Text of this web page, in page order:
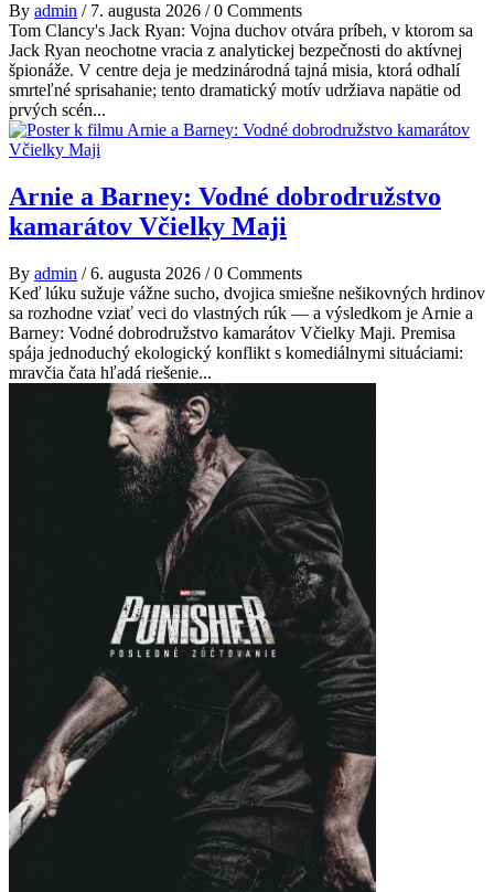
By admin / 7. augusta 2026 /0 Comments
Tom Clancy's Jack Ryan: Vojna duchov otvára príbeh, v ktorom sa
Jack Ryan neochotne vracia z analytickej bezpečnosti do aktívnej
špionáže. V centre deja je medzinárodná tajná misia, ktorá odhalí
smrteľné sprisahanie; tento dramatický motív udržiava napätie od
prvých scén...
Arnie a Barney: Vodné dobrodružstvo
kamarátov Včielky Maji
By admin /6. augusta 2026 /0 Comments
Keď lúku sužuje vážne sucho, dvojica smiešne nešikovných hrdinov
sa rozhodne vziať veci do vlastných rúk — a výsledkom je Arnie a
Barney: Vodné dobrodružstvo kamarátov Včielky Maji. Premisa
spája jednoduchý ekologický konflikt s komediálnymi situáciami:
mravčia čata hľadá riešenie...